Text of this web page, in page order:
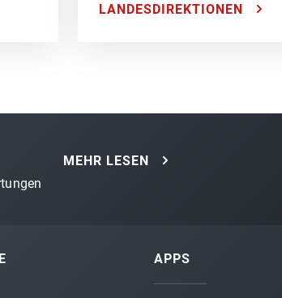
LANDESDIREKTIONEN
MEHR LESEN
APPS